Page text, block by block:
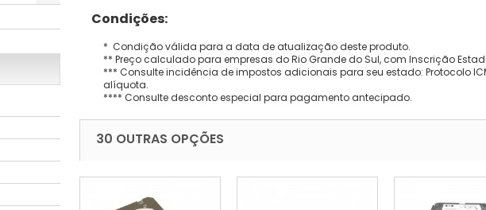
Condições:
* Condição válida para a data de atualização deste produto.
** Preço calculado para empresas do Rio Grande do Sul, com Inscrição
*** Consulte incidência de impostos adicionais para seu estado: Protocolo
alíquota.
**** Consulte desconto especial para pagamento antecipado.
30 OUTRAS OPÇÕES